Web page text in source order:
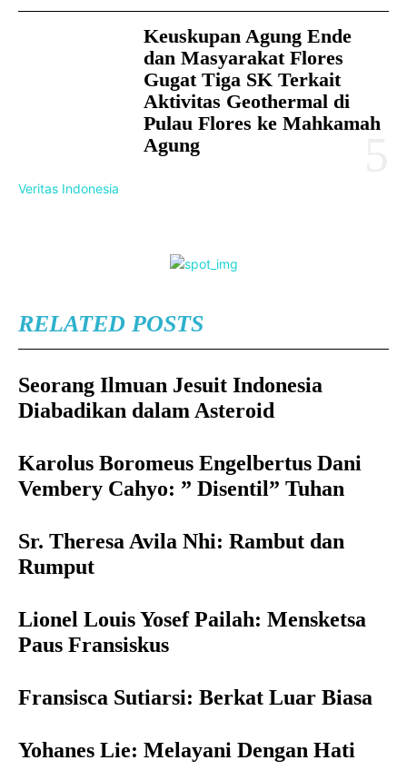
Keuskupan Agung Ende
dan Masyarakat Flores
Gugat Tiga SK Terkait
Aktivitas Geothermal di
Pulau Flores ke Mahkamah
Agung
Veritas Indonesia
RELATED POSTS
Seorang Ilmuan Jesuit Indonesia
Diabadikan dalam Asteroid
Karolus Boromeus Engelbertus Dani
Vembery Cahyo: ” Disentil” Tuhan
Sr. Theresa Avila Nhi: Rambut dan
Rumput
Lionel Louis Yosef Pailah: Mensketsa
Paus Fransiskus
Fransisca Sutiarsi: Berkat Luar Biasa
Yohanes Lie: Melayani Dengan Hati